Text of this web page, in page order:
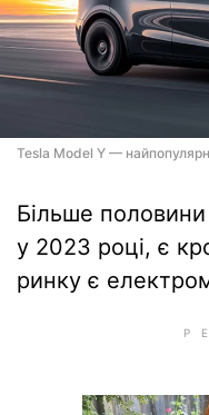
Tesla Model Y —
Більше
у 2023 році, є
ринку є